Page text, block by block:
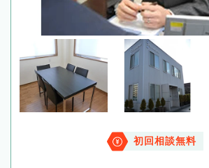
初回相談無料